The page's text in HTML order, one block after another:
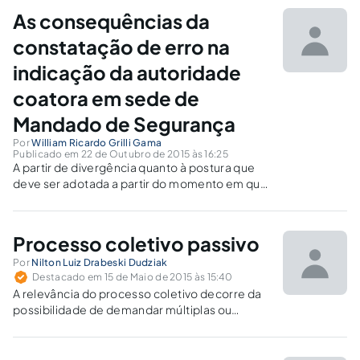
As consequências da
constatação de erro na
indicação da autoridade
coatora em sede de
Mandado de Segurança
PorWilliam Ricardo Grilli Gama
Publicado em 22 de Outubro de 2015 às 16:25
A partir de divergência quanto à postura que
deve ser adotada a partir do momento em que
autoridade coatora em Mandado de
carência da ação, da simples correção e da
Encampação.
Processo coletivo passivo
Por Nilton Luiz Drabeski Dudziak
Destacado em 15 de Maio de 2015 às 15:40
A relevância do processo coletivo decorre da
possibilidade de demandar múltiplas ou
pacificando conflitos generalizados, em